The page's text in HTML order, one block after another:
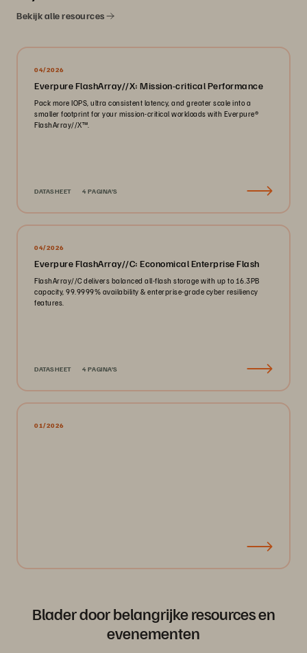
Bekijk alle resources
04/2026
Everpure FlashArray//X: Mission-critical Performance
Pack more IOPS, ultra consistent latency, and greater scale into a
smaller footprint for your mission-critical workloads with Everpure®️
FlashArray//X™️.
DATASHEET 4 PAGINA'S
04/2026
Everpure FlashArray//C: Economical Enterprise Flash
FlashArray//C delivers balanced all-flash storage with up to 16.3PB
capacity, 99.9999% availability & enterprise-grade cyber resiliency
features.
DATASHEET 4 PAGINA'S
01/2026
Blader door belangrijke resources en
evenementen